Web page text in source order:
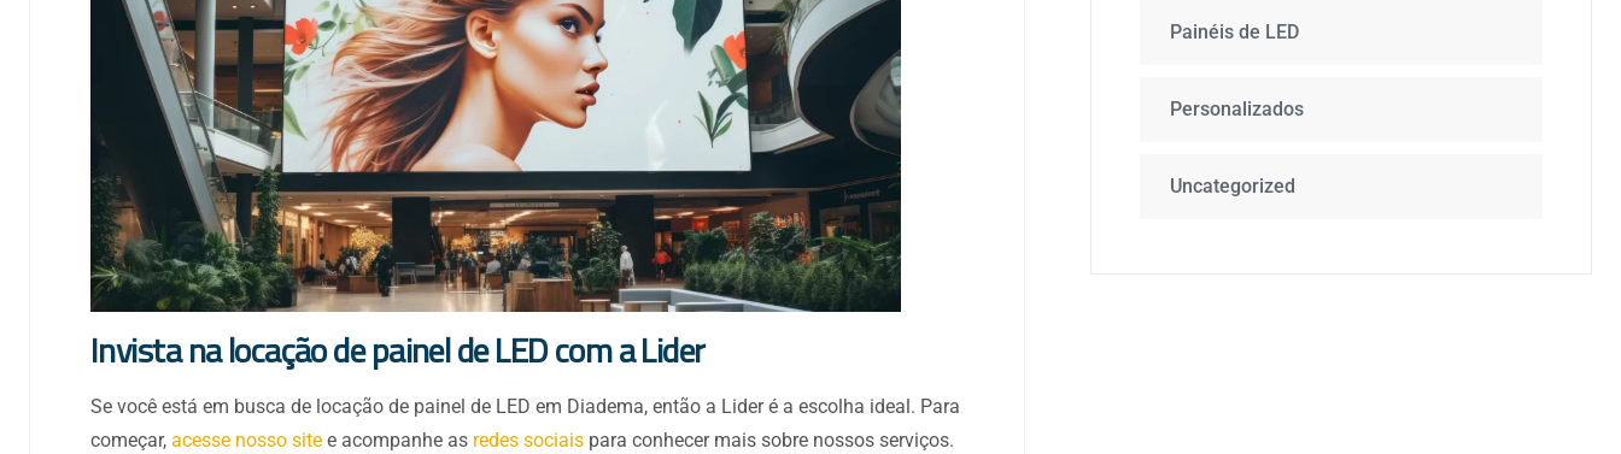
Invista na locação de painel de LED com a Lider
Se você está em busca de locação de painel de LED em Diadema, então a Lider é a escolha ideal. Para
começar, acesse nosso site e acompanhe as redes sociais para conhecer mais sobre nossos serviços.
Painéis de LED
Personalizados
Uncategorized